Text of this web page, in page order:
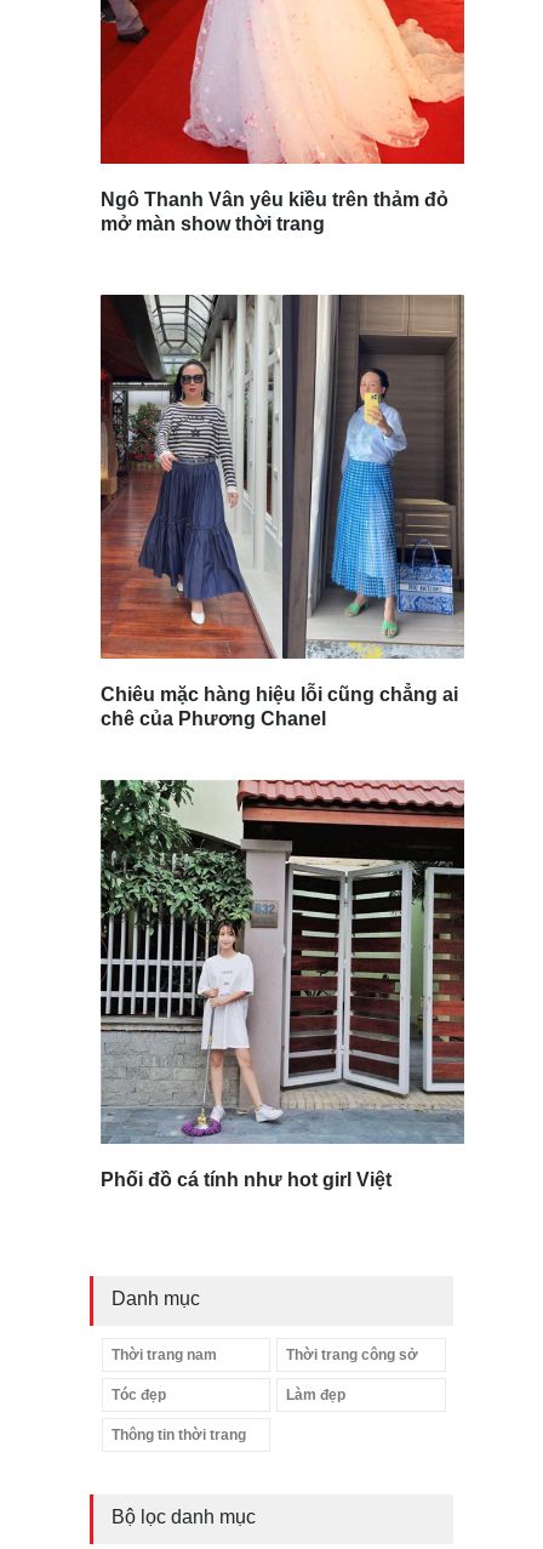
Ngô Thanh Vân yêu kiều trên thảm đỏ
mở màn show thời trang
Chiêu mặc hàng hiệu lỗi cũng chẳng ai
chê của Phương Chanel
Phối đồ cá tính như hot girl Việt
Danh mục
Thời trang nam Thời trang công sở
Tóc đẹp Làm đẹp
Thông tin thời trang
Bộ lọc danh mục